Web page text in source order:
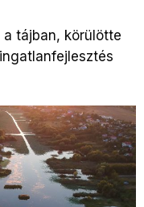
tájban, körülötte